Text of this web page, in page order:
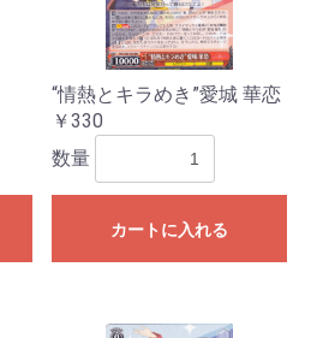
“情熱とキラめき”愛城 華恋
￥330
数量
カートに入れる